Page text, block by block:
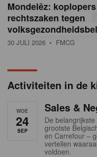
a
n
Mondelēz:
rechtszaken tegen
30 JULI 2026 • FMCG
Activiteiten in de
WOE
24
SEP
Sales &
De
grootste
en Carrefour –
vertellen
voldoen.